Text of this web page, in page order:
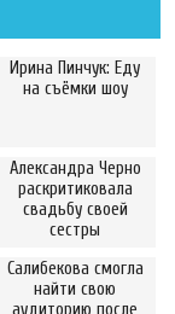
Ирина Пинчук: Еду
на съёмки шоу
Александра Черно
раскритиковала
свадьбу своей
сестры
Салибекова смогла
найти свою